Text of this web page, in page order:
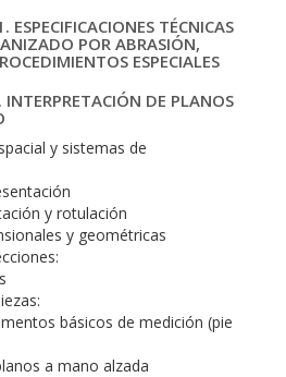
TÉCNICAS
POR ABRASIÓN,
ESPECIALES
DE PLANOS
y sistemas de
y rotulación
y geométricas
básicos de medición (pie
a mano alzada